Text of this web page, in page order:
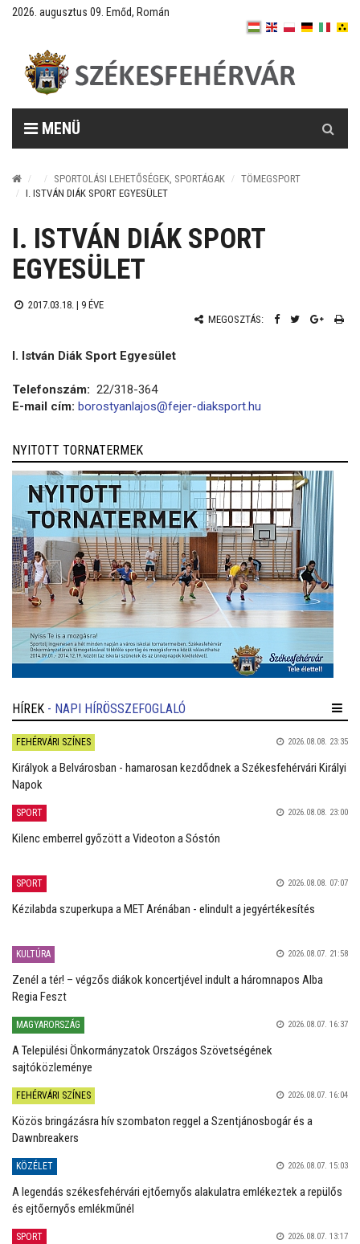
2026. augusztus 09. Emőd, Román
MENÜ
SPORTOLÁSI LEHETŐSÉGEK, SPORTÁGAK
TÖMEGSPORT
I. ISTVÁN DIÁK SPORT EGYESÜLET
I. ISTVÁN DIÁK SPORT
EGYESÜLET
2017.03.18. | 9 ÉVE
MEGOSZTÁS:
I. István Diák Sport Egyesület
Telefonszám: 22/318-364
E-mail cím: borostyanlajos@fejer-diaksport.hu
NYITOTT TORNATERMEK
HÍREK - NAPI HÍRÖSSZEFOGLALÓ
FEHÉRVÁRI SZÍNES 2026.08.08. 23:35
Királyok a Belvárosban - hamarosan kezdődnek a Székesfehérvári Királyi
Napok
SPORT 2026.08.08. 23:00
Kilenc emberrel győzött a Videoton a Sóstón
SPORT 2026.08.08. 07:07
Kézilabda szuperkupa a MET Arénában - elindult a jegyértékesítés
KULTÚRA 2026.08.07. 21:58
Zenél a tér! – végzős diákok koncertjével indult a háromnapos Alba
Regia Feszt
MAGYARORSZÁG 2026.08.07. 16:37
A Települési Önkormányzatok Országos Szövetségének
sajtóközleménye
FEHÉRVÁRI SZÍNES 2026.08.07. 16:04
Közös bringázásra hív szombaton reggel a Szentjánosbogár és a
Dawnbreakers
KÖZÉLET 2026.08.07. 15:03
A legendás székesfehérvári ejtőernyős alakulatra emlékeztek a repülős
és ejtőernyős emlékműnél
SPORT 2026.08.07. 13:17